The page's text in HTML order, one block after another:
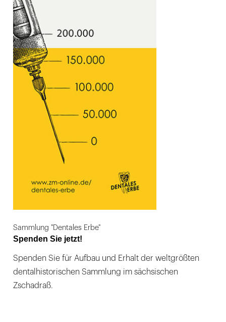
Sammlung "Dentales Erbe"
Spenden Sie jetzt!
Spenden Sie für Aufbau und Erhalt der weltgrößten
dentalhistorischen Sammlung im sächsischen
Zschadraß.